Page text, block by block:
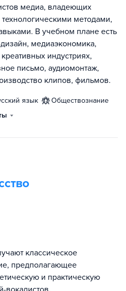
медиа, владеющих
методами,
В учебном плане есть
медиаэкономика,
индустриях,
письмо, аудиомонтаж,
клипов, фильмов.
язык
обществознание
классическое
предполагающее
и практическую